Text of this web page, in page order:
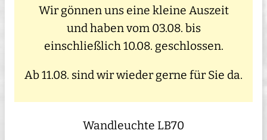
Wir gönnen uns eine kleine Auszeit
und haben vom 03.08. bis
einschließlich 10.08. geschlossen.
Ab 11.08. sind wir wieder gerne für Sie da.
Wandleuchte LB70